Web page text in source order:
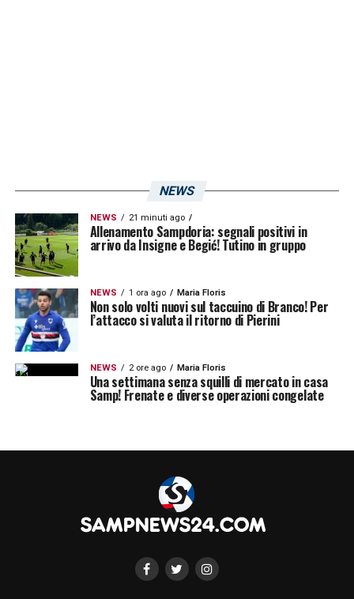
NEWS
NEWS 21 minuti ago
Allenamento Sampdoria: segnali positivi in
arrivo da Insigne e Begić! Tutino in gruppo
NEWS 1 ora ago Maria Floris
Non solo volti nuovi sul taccuino di Branco! Per
l’attacco si valuta il ritorno di Pierini
NEWS 2 ore ago Maria Floris
Una settimana senza squilli di mercato in casa
Samp! Frenate e diverse operazioni congelate